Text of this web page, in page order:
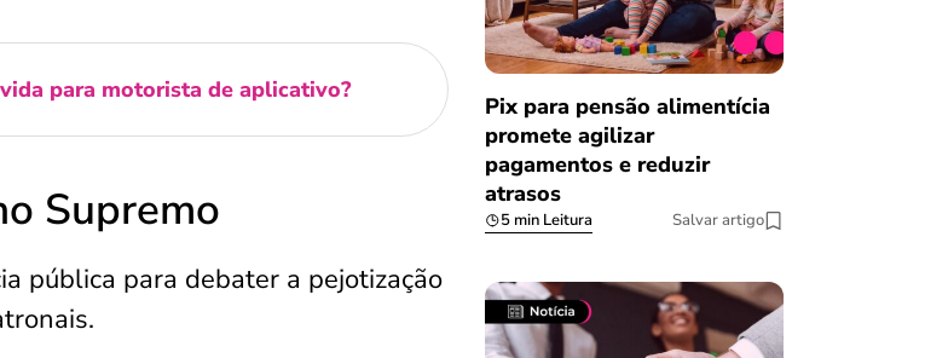
para motorista de aplicativo?
Supremo
pública para debater a pejotização
Pix para pensão alimentícia
promete agilizar
pagamentos e reduzir
atrasos
5 min Leitura Salvar artigo